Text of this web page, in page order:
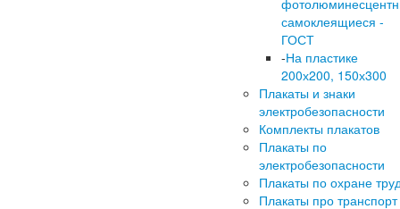
самоклеящиеся -
ГОСТ
-На пластике
200х200, 150х300
Плакаты и знаки
электробезопасности
Комплекты плакатов
Плакаты по
электробезопасности
Плакаты по охране
Плакаты про транспорт